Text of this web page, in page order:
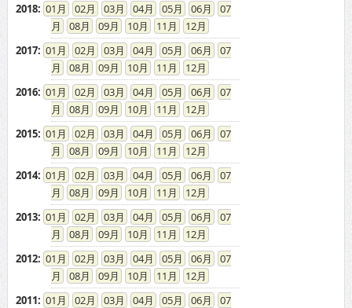
2018: 01 02 03 04 05 06
07
08
09 10 11
12
2017: 01 02 03 04 05 06
07
08
09 10 11
12
2016: 01 02 03 04 05 06
07
08
09 10 11
12
2015: 01 02 03 04 05 06
07
08
09 10 11
12
2014: 01 02 03 04 05 06
07
08
09 10 11
12
2013: 01 02 03 04 05 06
07
08
09 10 11
12
2012: 01 02 03 04 05 06
07
08
09 10 11
12
2011: 01 02 03 04 05 06
07